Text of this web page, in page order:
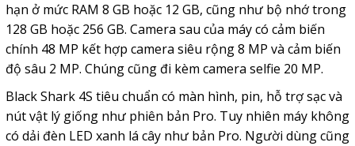
hạn ở mức RAM 8 GB hoặc 12 GB, cũng như bộ nhớ trong
128 GB hoặc 256 GB. Camera sau của máy có cảm biến
chính 48 MP kết hợp camera siêu rộng 8 MP và cảm biến
độ sâu 2 MP. Chúng cũng đi kèm camera selfie 20 MP.
Black Shark 4S tiêu chuẩn có màn hình, pin, hỗ trợ sạc và
nút vật lý giống như phiên bản Pro. Tuy nhiên máy không
có dải đèn LED xanh lá cây như bản Pro. Người dùng cũng